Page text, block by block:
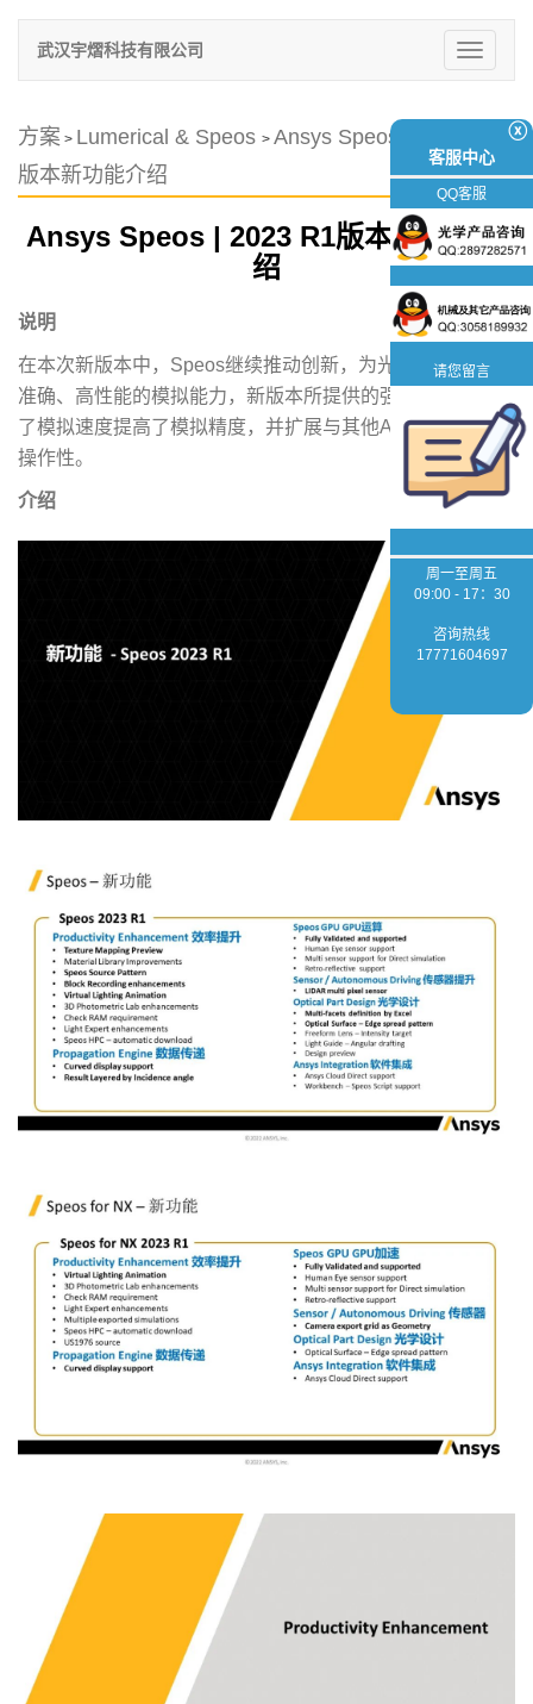
切
换
武汉宇熠科技有限公司
方案 > Lumerical & Speos > Ansys Speos | 2023 R1
版本新功能介绍
Ansys Speos | 2023 R1版本新功能介
绍
说明
在本次新版本中，Speos继续推动创新，为光学工程师提供
准确、高性能的模拟能力，新版本所提供的强大功能，加快
了模拟速度提高了模拟精度，并扩展与其他Ansys产品的互
操作性。
介绍
ⓧ
客服中心
QQ客服
请您留言
周一至周五
09:00 - 17：30
咨询热线
17771604697